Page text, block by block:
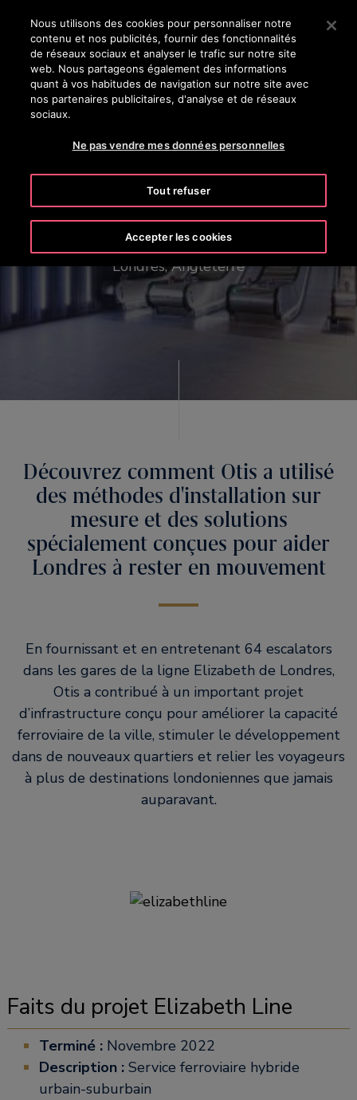
Appuyez sur Entrée pour passer au contenu principal
RECHERCHER
Elizabeth Line
Londres, Angleterre
Découvrez comment Otis a utilisé
des méthodes d'installation sur
mesure et des solutions
spécialement conçues pour aider
Londres à rester en mouvement
En fournissant et en entretenant 64 escalators
dans les gares de la ligne Elizabeth de Londres,
Otis a contribué à un important projet
d’infrastructure conçu pour améliorer la capacité
ferroviaire de la ville, stimuler le développement
dans de nouveaux quartiers et relier les voyageurs
à plus de destinations londoniennes que jamais
auparavant.
Faits du projet Elizabeth Line
Terminé :Novembre 2022
Description : Service ferroviaire hybride
urbain-suburbain
Nous utilisons des cookies pour personnaliser notre
contenu et nos publicités, fournir des fonctionnalités
de réseaux sociaux et analyser le trafic sur notre site
web. Nous partageons également des informations
quant à vos habitudes de navigation sur notre site avec
nos partenaires publicitaires, d'analyse et de réseaux
sociaux.
Ne pas vendre mes données personnelles
Tout refuser
Accepter les cookies